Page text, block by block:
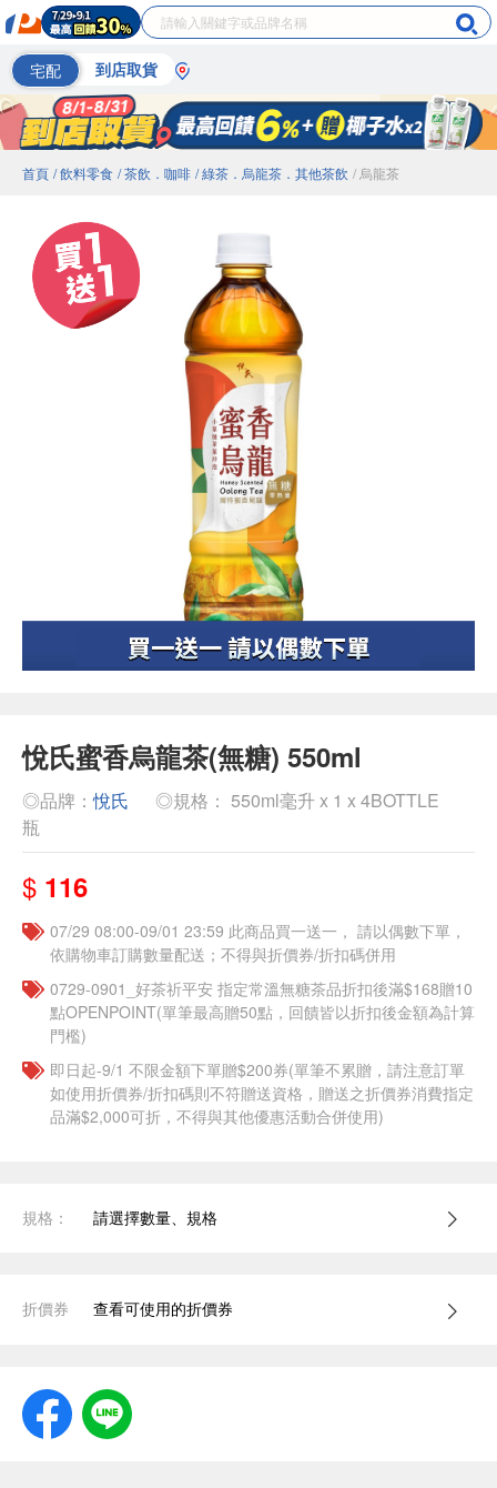
宅配 到店取貨
首頁 / 飲料零食 / 茶飲．咖啡 / 綠茶．烏龍茶．其他茶飲 / 烏龍茶
悅氏蜜香烏龍茶(無糖) 550ml
◎品牌：悅氏
◎規格： 550ml毫升 x 1 x 4BOTTLE
瓶
$ 116
07/29 08:00-09/01 23:59 此商品買一送一， 請以偶數下單，
依購物車訂購數量配送；不得與折價券/折扣碼併用
​​0729-0901_好茶祈平安 指定常溫無糖茶品折扣後滿$168贈10
點OPENPOINT(單筆最高贈50點，回饋皆以折扣後金額為計算
門檻)
即日起-9/1 不限金額下單贈$200券(單筆不累贈，請注意訂單
如使用折價券/折扣碼則不符贈送資格，贈送之折價券消費指定
品滿$2,000可折，不得與其他優惠活動合併使用)
規格： 請選擇數量、規格
折價券 查看可使用的折價券